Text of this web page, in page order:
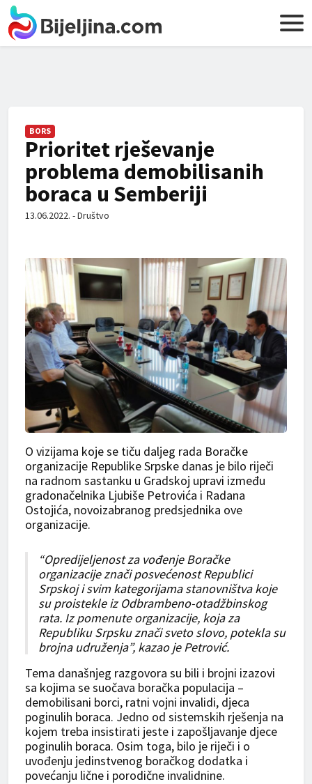
BORS
Prioritet rješevanje
problema demobilisanih
boraca u Semberiji
13.06.2022. - Društvo
O vizijama koje se tiču daljeg rada Boračke
organizacije Republike Srpske danas je bilo riječi
na radnom sastanku u Gradskoj upravi između
gradonačelnika Ljubiše Petrovića i Radana
Ostojića, novoizabranog predsjednika ove
organizacije.
“Opredijeljenost za vođenje Boračke
organizacije znači posvećenost Republici
Srpskoj i svim kategorijama stanovništva koje
su proistekle iz Odbrambeno-otadžbinskog
rata. Iz pomenute organizacije, koja za
Republiku Srpsku znači sveto slovo, potekla su
brojna udruženja”, kazao je Petrović.
Tema današnjeg razgovora su bili i brojni izazovi
sa kojima se suočava boračka populacija –
demobilisani borci, ratni vojni invalidi, djeca
poginulih boraca. Jedno od sistemskih rješenja na
kojem treba insistirati jeste i zapošljavanje djece
poginulih boraca. Osim toga, bilo je riječi i o
uvođenju jedinstvenog boračkog dodatka i
povećanju lične i porodične invalidnine.